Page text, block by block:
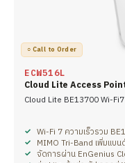
○ Call to Order
ECW516L
Cloud Lite Access
Cloud Lite BE13700 Wi-
Wi-Fi 7 ความเร็วรวม
MIMO Tri-Band เพิ่มแบ
จัดการผ่าน EnGenius